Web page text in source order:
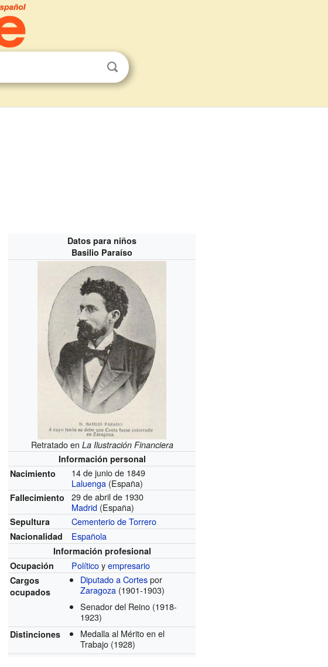
Datos para niños
Basilio Paraíso
Retratado en La Ilustración Financiera
Información personal
Nacimiento
14 de junio de 1849
Laluenga (España)
Fallecimiento
29 de abril de 1930
Madrid (España)
Sepultura Cementerio de Torrero
Nacionalidad Española
Información profesional
Ocupación
Políticoyempresario
Cargos
ocupados
Diputado a Cortespor
Zaragoza (1901-1903)
Senador del Reino (1918-
1923)
Distinciones
Medalla al Mérito en el
Trabajo (1928)